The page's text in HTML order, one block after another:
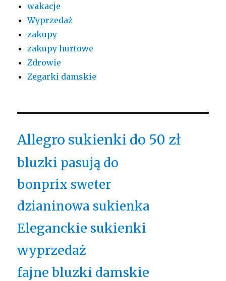
wakacje
Wyprzedaż
zakupy
zakupy hurtowe
Zdrowie
Zegarki damskie
Allegro sukienki do 50 zł
bluzki pasują do
bonprix sweter
dzianinowa sukienka
Eleganckie sukienki
wyprzedaż
fajne bluzki damskie